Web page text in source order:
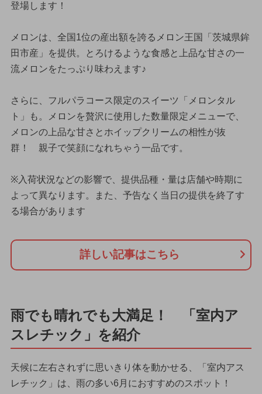
登場します！
メロンは、全国1位の産出額を誇るメロン王国「茨城県鉾
田市産」を提供。とろけるような食感と上品な甘さの一
流メロンをたっぷり味わえます♪
さらに、フルパラコース限定のスイーツ「メロンタル
ト」も。メロンを贅沢に使用した数量限定メニューで、
メロンの上品な甘さとホイップクリームの相性が抜
群！ 親子で笑顔になれちゃう一品です。
※入荷状況などの影響で、提供品種・量は店舗や時期に
よって異なります。また、予告なく当日の提供を終了す
る場合があります
詳しい記事はこちら
雨でも晴れでも大満足！ 「室内ア
スレチック」を紹介
天候に左右されずに思いきり体を動かせる、「室内アス
レチック」は、雨の多い6月におすすめのスポット！